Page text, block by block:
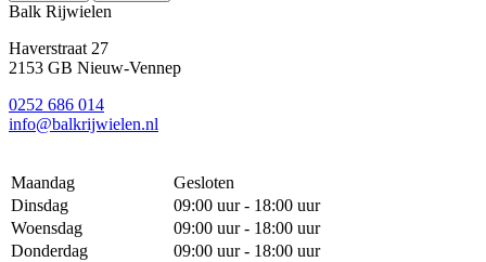
Balk Rijwielen
Haverstraat 27
2153 GB Nieuw-Vennep
0252 686 014
info@balkrijwielen.nl
Maandag
Gesloten
Dinsdag
09:00 uur - 18:00 uur
Woensdag
09:00 uur - 18:00 uur
Donderdag
09:00 uur - 18:00 uur